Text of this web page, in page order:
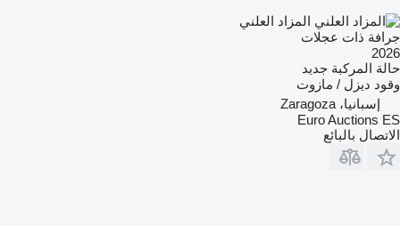
المزاد العلني
جرافة ذات عجلات
2026
حالة المركبة جديد
وقود ديزل / مازوت
إسبانيا، Zaragoza
Euro Auctions ES
الاتصال بالبائع